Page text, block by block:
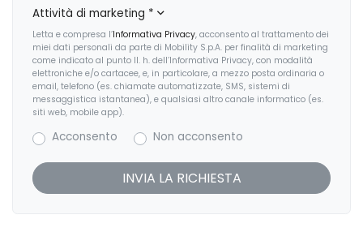
Attività di marketing *
Letta e compresa l’Informativa Privacy, acconsento al trattamento dei
miei dati personali da parte di Mobility S.p.A. per finalità di marketing
come indicato al punto II. h. dell’Informativa Privacy, con modalità
elettroniche e/o cartacee, e, in particolare, a mezzo posta ordinaria o
email, telefono (es. chiamate automatizzate, SMS, sistemi di
messaggistica istantanea), e qualsiasi altro canale informatico (es.
siti web, mobile app).
Acconsento Non acconsento